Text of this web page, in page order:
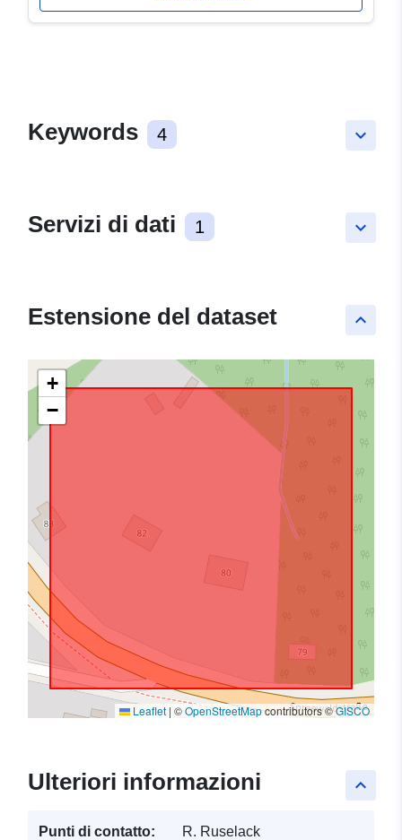
keyboard_arrow_down
Keywords 4
keyboard_arrow_down
Servizi di dati 1
keyboard_arrow_up
Estensione del dataset
+
−
Leaflet | ©OpenStreetMapcontributors ©GISCO
keyboard_arrow_up
Ulteriori informazioni
Punti di contatto: R. Ruselack